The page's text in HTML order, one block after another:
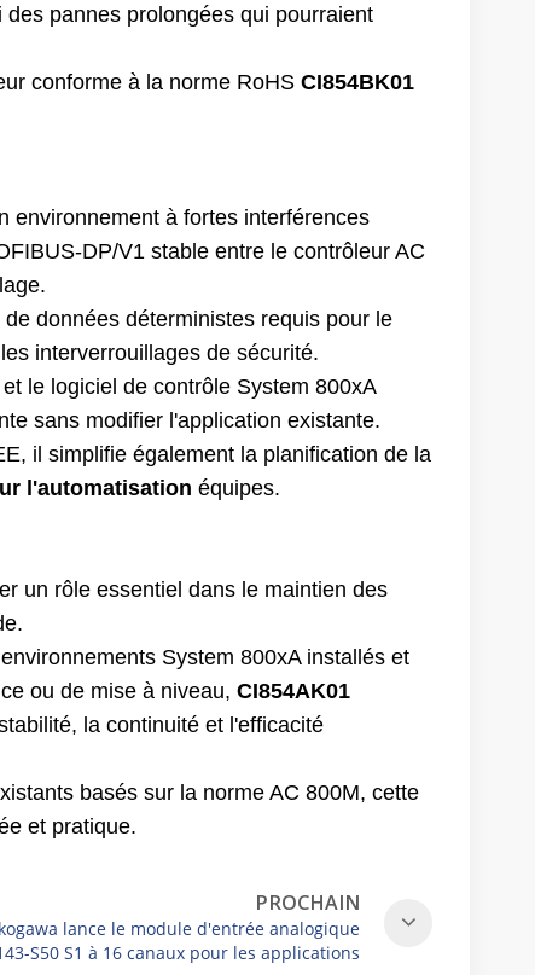
pannes prolongées qui pourraient
conforme à la norme RoHSCI854BK01
environnement à fortes interférences
DP/V1 stable entre le contrôleur AC
données déterministes requis pour le
interverrouillages de sécurité.
le logiciel de contrôle System 800xA
sans modifier l'application existante.
il simplifie également la planification de la
l'automatisation équipes.
un rôle essentiel dans le maintien des
System 800xA installés et
ou de mise à niveau,CI854AK01
la continuité et l'efficacité
basés sur la norme AC 800M, cette
et pratique.
PROCHAIN
lance le module d'entrée analogique
S50 S1 à 16 canaux pour les applications